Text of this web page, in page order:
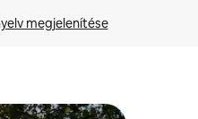
megjelenítése